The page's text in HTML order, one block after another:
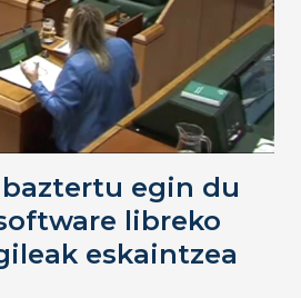
egin du
libreko
eskaintzea